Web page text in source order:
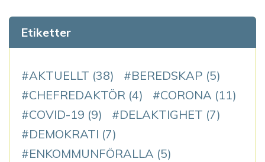
Etiketter
AKTUELLT (38) BEREDSKAP (5)
CHEFREDAKTÖR (4) CORONA (11)
COVID-19 (9) DELAKTIGHET (7)
DEMOKRATI (7)
ENKOMMUNFÖRALLA (5)